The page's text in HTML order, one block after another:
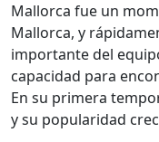
Mallorca fue un
Mallorca, y
importante del
capacidad para
En su primera
y su popularidad